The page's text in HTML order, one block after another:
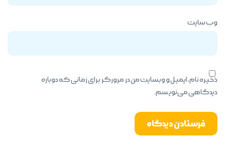
وب‌ سایت
ذخیره نام، ایمیل و وبسایت من در مرورگر برای زمانی که دوباره
دیدگاهی می‌نویسم.